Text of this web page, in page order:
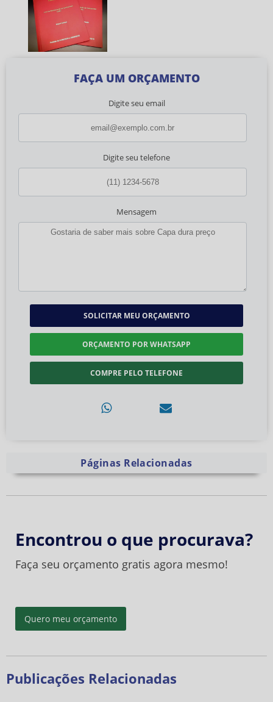
FAÇA UM ORÇAMENTO
Digite seu email
Digite seu telefone
Mensagem
SOLICITAR MEU ORÇAMENTO
ORÇAMENTO POR WHATSAPP
COMPRE PELO TELEFONE
Páginas Relacionadas
Encontrou o que procurava?
Faça seu orçamento gratis agora mesmo!
Quero meu orçamento
Publicações Relacionadas